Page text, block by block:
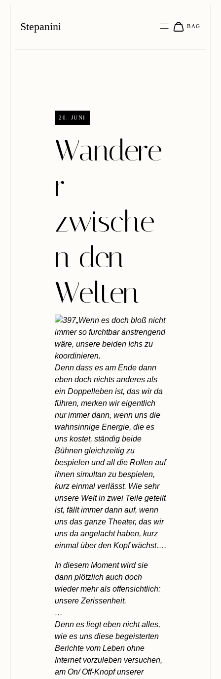
Stepanini
20. JUNI
Wandere
r
zwische
n den
Welten
„Wenn es doch bloß nicht
immer so furchtbar anstrengend
wäre, unsere beiden Ichs zu
koordinieren.
Denn dass es am Ende dann
eben doch nichts anderes als
ein Doppelleben ist, das wir da
führen, merken wir eigentlich
nur immer dann, wenn uns die
wahnsinnige Energie, die es
uns kostet, ständig beide
Bühnen gleichzeitig zu
bespielen und all die Rollen auf
ihnen simultan zu bespielen,
kurz einmal verlässt. Wie sehr
unsere Welt in zwei Teile geteilt
ist, fällt immer dann auf, wenn
uns das ganze Theater, das wir
uns da angelacht haben, kurz
einmal über den Kopf wächst….
In diesem Moment wird sie
dann plötzlich auch doch
wieder mehr als offensichtlich:
unsere Zerissenheit.
…
Denn es liegt eben nicht alles,
wie es uns diese begeisterten
Berichte vom Leben ohne
Internet vorzuleben versuchen,
am On/ Off-Knopf unserer